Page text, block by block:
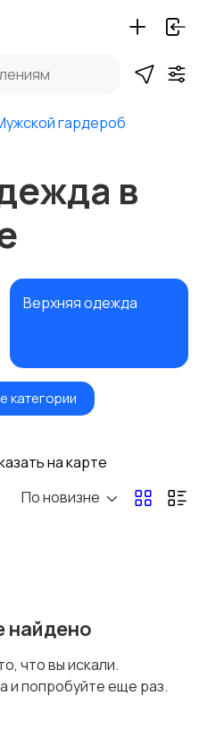
гардероб
в
Верхняя одежда
Домашняя одежда
Нижнее белье
категории
на карте
По новизне
найдено
что вы искали.
и попробуйте еще раз.